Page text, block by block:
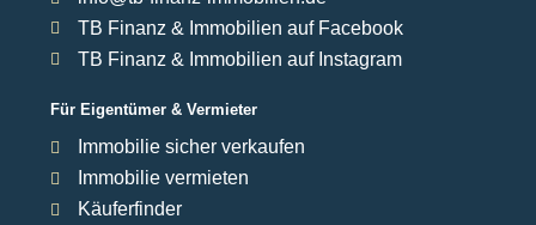
TB Finanz & Immobilien auf Facebook
TB Finanz & Immobilien auf Instagram
Für Eigentümer & Vermieter
Immobilie sicher verkaufen
Immobilie vermieten
Käuferfinder